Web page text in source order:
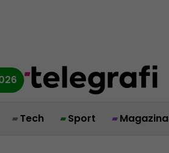
Tech Sport Magazina